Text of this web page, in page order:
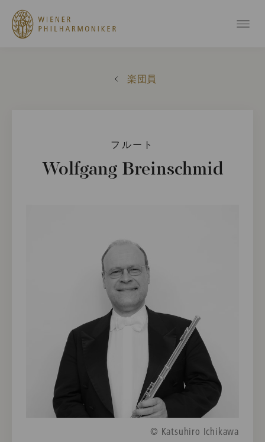
楽団員
フルート
Wolfgang Breinschmid
© Katsuhiro Ichikawa